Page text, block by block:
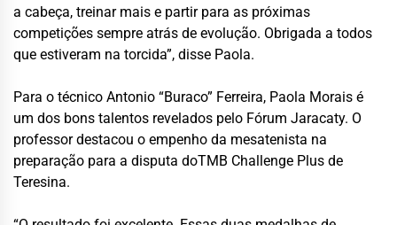
a cabeça, treinar mais e partir para as próximas
competições sempre atrás de evolução. Obrigada a todos
que estiveram na torcida”, disse Paola.
Para o técnico Antonio “Buraco” Ferreira, Paola Morais é
um dos bons talentos revelados pelo Fórum Jaracaty. O
professor destacou o empenho da mesatenista na
preparação para a disputa doTMB Challenge Plus de
Teresina.